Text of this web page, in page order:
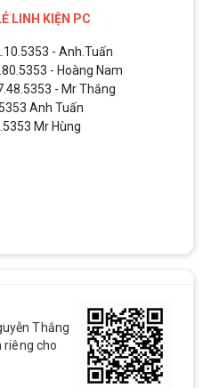
LINH KIỆN PC
- Anh.Tuấn
- Hoàng Nam
- Mr Thắng
Anh Tuấn
Mr Hùng
Thắng
riêng cho